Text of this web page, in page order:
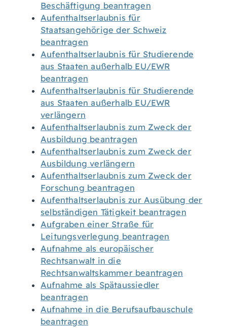
Beschäftigung beantragen
Aufenthaltserlaubnis für
Staatsangehörige der Schweiz
beantragen
Aufenthaltserlaubnis für Studierende
aus Staaten außerhalb EU/EWR
beantragen
Aufenthaltserlaubnis für Studierende
aus Staaten außerhalb EU/EWR
verlängern
Aufenthaltserlaubnis zum Zweck der
Ausbildung beantragen
Aufenthaltserlaubnis zum Zweck der
Ausbildung verlängern
Aufenthaltserlaubnis zum Zweck der
Forschung beantragen
Aufenthaltserlaubnis zur Ausübung der
selbständigen Tätigkeit beantragen
Aufgraben einer Straße für
Leitungsverlegung beantragen
Aufnahme als europäischer
Rechtsanwalt in die
Rechtsanwaltskammer beantragen
Aufnahme als Spätaussiedler
beantragen
Aufnahme in die Berufsaufbauschule
beantragen